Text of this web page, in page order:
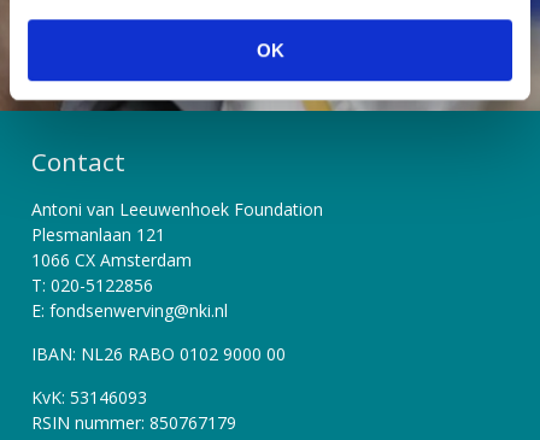
c
OK
Contact
Antoni van Leeuwenhoek Foundation
Plesmanlaan 121
1066 CX Amsterdam
T: 020-5122856
E: fondsenwerving@nki.nl
IBAN: NL26 RABO 0102 9000 00
KvK: 53146093
RSIN nummer: 850767179